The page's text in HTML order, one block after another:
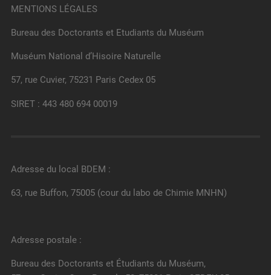
MENTIONS LÉGALES
Bureau des Doctorants et Etudiants du Muséum
Muséum National d’Hisoire Naturelle
57, rue Cuvier, 75231 Paris Cedex 05
SIRET : 443 480 694 00019
Adresse du local BDEM :
63, rue Buffon, 75005 (cour du labo de Chimie MNHN)
Adresse postale :
Bureau des Doctorants et Étudiants du Muséum,